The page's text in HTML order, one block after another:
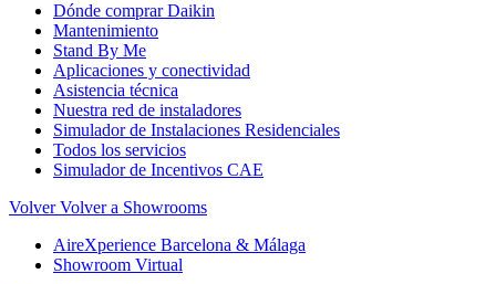
Dónde comprar Daikin
Mantenimiento
Stand By Me
Aplicaciones y conectividad
Asistencia técnica
Nuestra red de instaladores
Simulador de Instalaciones Residenciales
Todos los servicios
Simulador de Incentivos CAE
Volver Volver a Showrooms
AireXperience Barcelona & Málaga
Showroom Virtual